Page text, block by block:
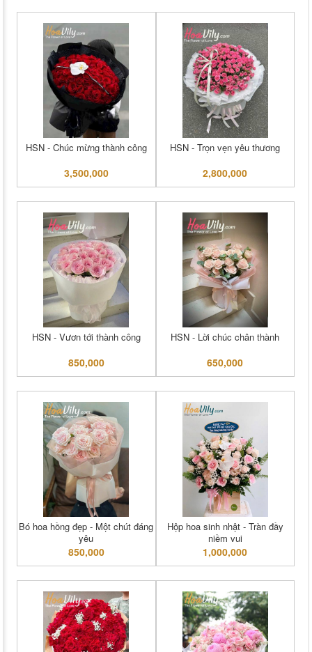
HSN - Chúc mừng thành công
3,500,000
HSN - Trọn vẹn yêu thương
2,800,000
HSN - Vươn tới thành công
850,000
HSN - Lời chúc chân thành
650,000
Bó hoa hồng đẹp - Một chút đáng
yêu
850,000
Hộp hoa sinh nhật - Tràn đầy
niềm vui
1,000,000